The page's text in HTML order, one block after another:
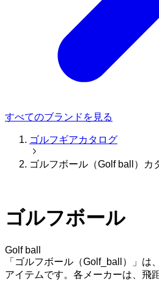
すべてのブランドを見る
ゴルフギアカタログ
ゴルフボール（Golf ball）カ
ゴルフボール
Golf ball
「ゴルフボール（Golf_ball）」は
アイテムです。各メーカーは、飛